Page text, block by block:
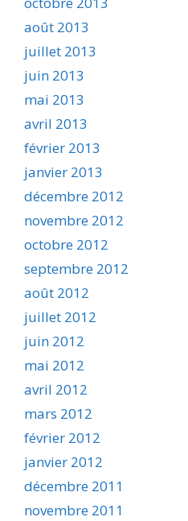
août 2013
juillet 2013
juin 2013
mai 2013
avril 2013
février 2013
janvier 2013
décembre 2012
novembre 2012
octobre 2012
septembre 2012
août 2012
juillet 2012
juin 2012
mai 2012
avril 2012
mars 2012
février 2012
janvier 2012
décembre 2011
novembre 2011